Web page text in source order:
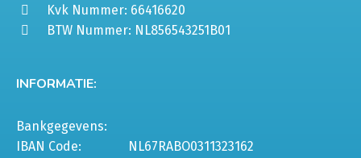
Kvk Nummer: 66416620
BTW Nummer: NL856543251B01
INFORMATIE:
Bankgegevens:
IBAN Code:
NL67RABO0311323162